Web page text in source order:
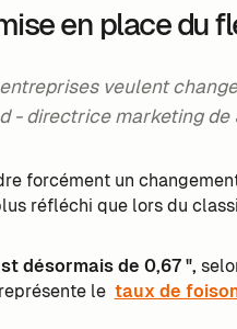
en place du
veulent
- directrice marketing de
forcément un
réfléchi que lors du
désormais de 0,67 ",
le taux de